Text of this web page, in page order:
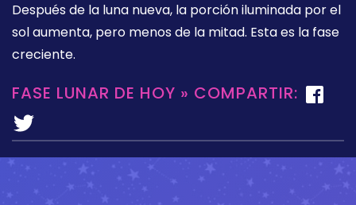
Después de la luna nueva, la porción iluminada por el
sol aumenta, pero menos de la mitad. Esta es la fase
creciente.
FASE LUNAR DE HOY » COMPARTIR: